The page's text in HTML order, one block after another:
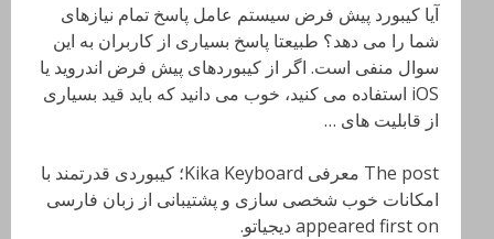
آیا کیبورد پیش فرض سیستم عامل پاسخ تمام نیازهای
شما را می دهد؟ طبیعتا پاسخ بسیاری از کاربران به این
سوال منفی است. اگر از کیبوردهای پیش فرض اندروید یا
iOS استفاده می کنید، خوب می دانید که باید قید بسیاری
از قابلیت های …
The post معرفی Kika Keyboard؛ کیبوردی قدرتمند با
امکانات خوب شخصی سازی و پشتیبانی از زبان فارسی
appeared first on دیجیاتو.